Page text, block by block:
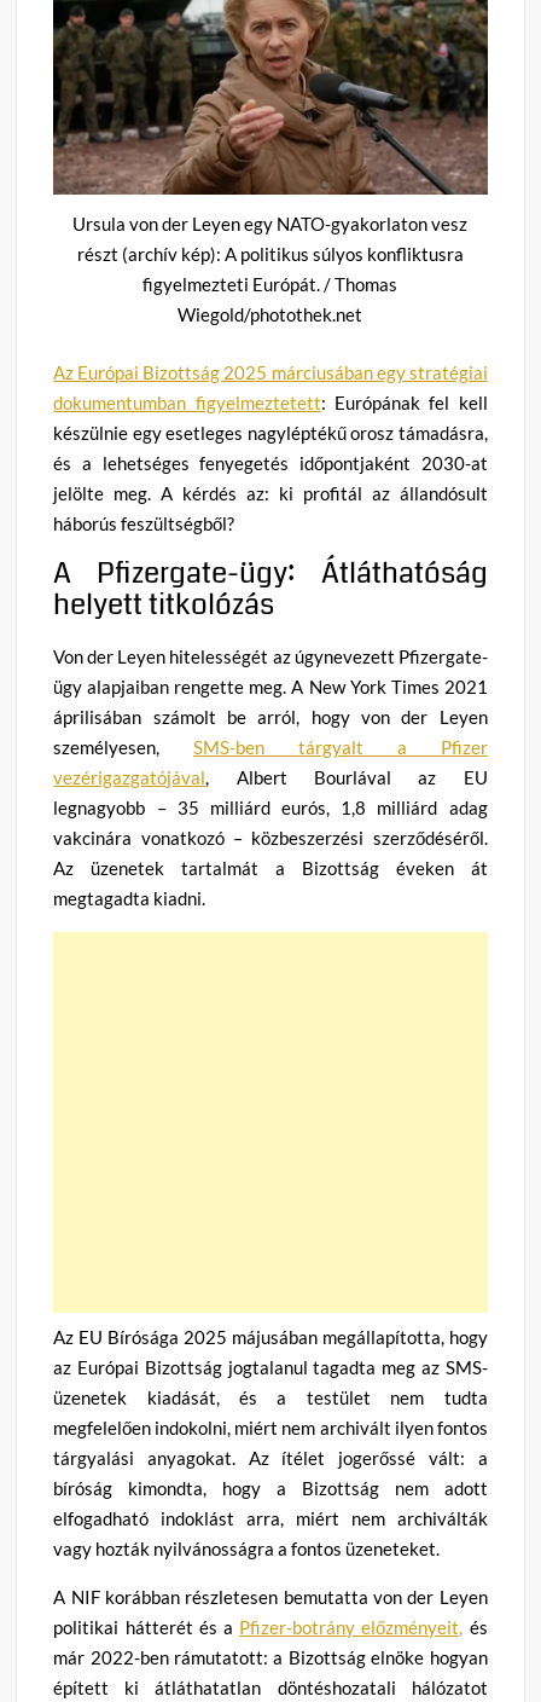
Ursula von der Leyen egy NATO-gyakorlaton vesz
részt (archív kép): A politikus súlyos konfliktusra
figyelmezteti Európát. / Thomas
Wiegold/photothek.net
Az Európai Bizottság 2025 márciusában egy stratégiai
dokumentumban figyelmeztetett: Európának fel kell
készülnie egy esetleges nagyléptékű orosz támadásra,
és a lehetséges fenyegetés időpontjaként 2030-at
jelölte meg. A kérdés az: ki profitál az állandósult
háborús feszültségből?
A Pfizergate-ügy: Átláthatóság
helyett titkolózás
Von der Leyen hitelességét az úgynevezett Pfizergate-
ügy alapjaiban rengette meg. A New York Times 2021
áprilisában számolt be arról, hogy von der Leyen
személyesen,SMS-ben tárgyalt a Pfizer
vezérigazgatójával, Albert Bourlával az EU
legnagyobb – 35 milliárd eurós, 1,8 milliárd adag
vakcinára vonatkozó – közbeszerzési szerződéséről.
Az üzenetek tartalmát a Bizottság éveken át
megtagadta kiadni.
Az EU Bírósága 2025 májusában megállapította, hogy
az Európai Bizottság jogtalanul tagadta meg az SMS-
üzenetek kiadását, és a testület nem tudta
megfelelően indokolni, miért nem archivált ilyen fontos
tárgyalási anyagokat. Az ítélet jogerőssé vált: a
bíróság kimondta, hogy a Bizottság nem adott
elfogadható indoklást arra, miért nem archiválták
vagy hozták nyilvánosságra a fontos üzeneteket.
A NIF korábban részletesen bemutatta von der Leyen
politikai hátterét és a Pfizer-botrány előzményeit, és
már 2022-ben rámutatott: a Bizottság elnöke hogyan
épített ki átláthatatlan döntéshozatali hálózatot